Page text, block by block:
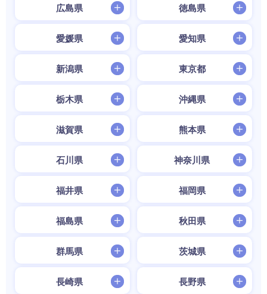
広島県 徳島県
愛媛県 愛知県
新潟県 東京都
栃木県 沖縄県
滋賀県 熊本県
石川県 神奈川県
福井県 福岡県
福島県 秋田県
群馬県 茨城県
長崎県 長野県